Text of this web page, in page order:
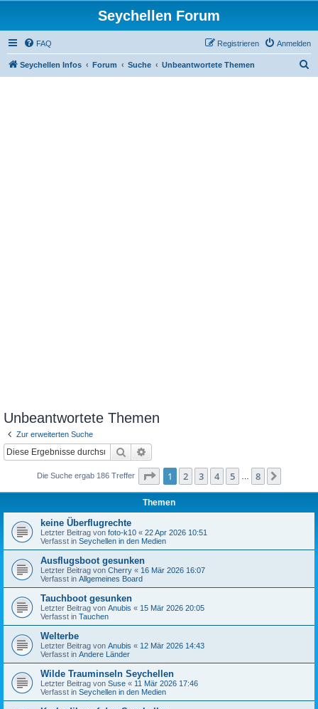
Seychellen Forum
FAQ Anmelden
Registrieren
Seychellen Infos Forum Suche Unbeantwortete Themen
Unbeantwortete Themen
Zur erweiterten Suche
Suche
Die Suche ergab 186 Treffer Seite 1von
1 2 3 4 5 8
Themen
keine Überflugrechte
Letzter Beitrag von foto-k10 « 22 Apr 2026 10:51
Verfasst in Seychellen in den Medien
Ausflugsboot gesunken
Letzter Beitrag von Cherry « 16 Mär 2026 16:07
Verfasst in Allgemeines Board
Tauchboot gesunken
Letzter Beitrag von Anubis « 15 Mär 2026 20:05
Verfasst in Tauchen
Welterbe
Letzter Beitrag von Anubis « 12 Mär 2026 14:43
Verfasst in Andere Länder
Wilde Trauminseln Seychellen
Letzter Beitrag von Suse « 11 Mär 2026 17:46
Verfasst in Seychellen in den Medien